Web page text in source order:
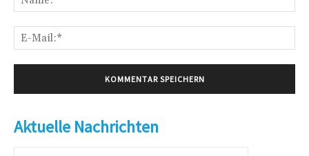
Aktuelle Nachrichten